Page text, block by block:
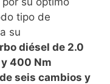
tipo de
su
diésel de 2.0
y 400 Nm
seis cambios y